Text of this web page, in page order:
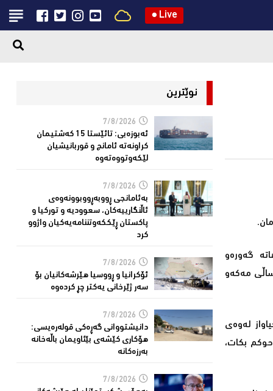
● Live
گەورەو
نابێت ھەر ژێردەستەییمان قبوڵ بێت، دەبێت ھەستینەوە، خۆ ئەبوایە ئێمە ھەموو قۆناغەکانی پێش بەدرمان بڕیبایە (١٣ساڵی مەکەو
لەوەی
بکات،
نوێترین
7/8/2026
ئەبوزەبی: تائێستا 15 كەشتیمان
كراونەتە ئامانج و قوربانیشیان
لێكەوتووەتەوە
7/8/2026
بەئامانجی ڕووبەڕووبوونەوەی
ئاڵنگارییەكان، سعوودیە و توركیا و
پاكستان ڕێككەوتننامەیەکیان واژوو
كرد
7/8/2026
ئۆكرانیا و ڕووسیا هێرشەكانیان بۆ
سەر ژێرخانی یەكتر چڕ كردەوە
7/8/2026
دانیشتووانى گەڕەكی قولەرەیسی:
هۆکارى کێشەى بێئاویمان باڵەخانە
بەرزەكانە
7/8/2026